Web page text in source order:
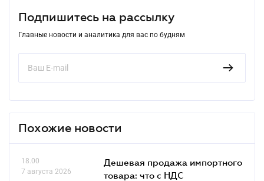
Подпишитесь на рассылку
Главные новости и аналитика для вас по будням
Похожие новости
18.00
7 августа 2026
Дешевая продажа импортного
товара: что c НДС